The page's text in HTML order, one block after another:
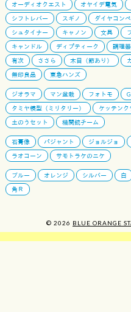
オーディオクエスト
オヤイデ電気
シフトレバー
スギノ ダイヤコンペ
シュタイナー
キャノン 文具
キャンドル
ディプティーク 調理
有次
ささら 木目（節あり）
無印良品
東急ハンズ
ジオラマ マン盆栽 フォトモ
タミヤ模型（ミリタリー）
ケッテンク
土のうセット
機関銃チーム
石膏像 パジャント ジョルジョ
ラオコーン
サモトラケのニケ
ブルー オレンジ シルバー 白
角Ｒ
© 2026 BLUE ORANGE